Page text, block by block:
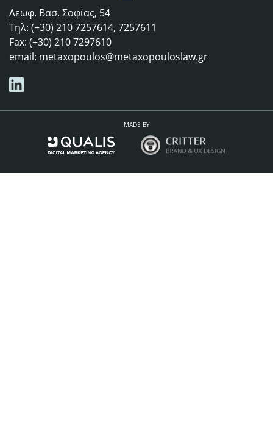
Λεωφ. Βασ. Σοφίας, 54
Τηλ: (+30) 210 7257614, 7257611
Fax: (+30) 210 7297610
email: metaxopoulos@metaxopouloslaw.gr
MADE BY